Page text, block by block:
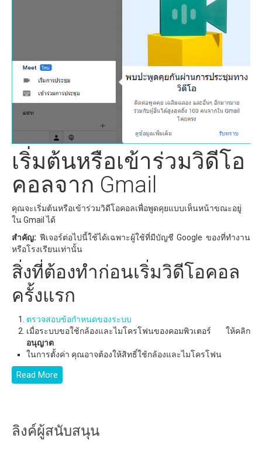
เริ่มต้นหรือเข้าร่วมวิดีโอ
คอลจาก Gmail
คุณจะเริ่มต้นหรือเข้าร่วมวิดีโอคอลเพื่อพูดคุยแบบเห็นหน้าขณะอยู่
ใน Gmail ได้
สำคัญ: ฟีเจอร์ต่อไปนี้ใช้ได้เฉพาะผู้ใช้ที่มีบัญชี Google ของที่ทำงาน
หรือโรงเรียนเท่านั้น
สิ่งที่ต้องทำก่อนเริ่มวิดีโอคอล
ครั้งแรก
ตรวจสอบข้อกำหนดของระบบ
เมื่อระบบขอใช้กล้องและไมโครโฟนของคอมพิวเตอร์ ให้คลิก
อนุญาต
ในการตั้งค่า คุณอาจต้องให้สิทธิ์ใช้กล้องและไมโครโฟน
Read More
ลิงค์ผู้สนับสนุน